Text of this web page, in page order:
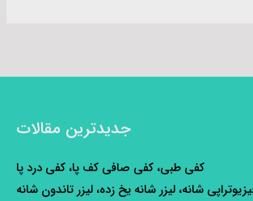
جدیدترین مقالات
کفی طبی، کفی صافی کف پا، کفی درد پا
شانه، لیزر شانه یخ زده، لیزر تاندون شانه